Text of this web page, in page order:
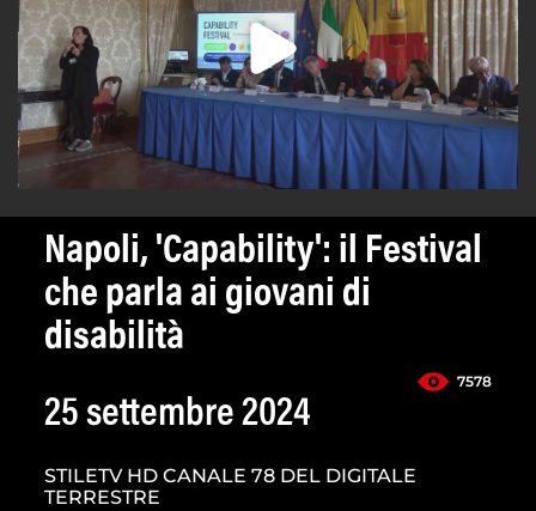
Napoli, 'Capability': il Festival
che parla ai giovani di
disabilità
7578
25 settembre 2024
STILETV HD CANALE 78 DEL DIGITALE
TERRESTRE